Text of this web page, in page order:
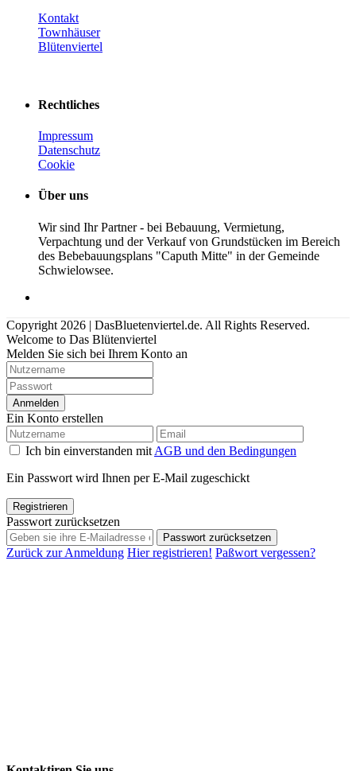
Kontakt
Townhäuser
Blütenviertel
Rechtliches
Impressum
Datenschutz
Cookie
Über uns
Wir sind Ihr Partner - bei Bebauung, Vermietung,
Verpachtung und der Verkauf von Grundstücken im Bereich
des Bebebauungsplans "Caputh Mitte" in der Gemeinde
Schwielowsee.
Copyright 2026 | DasBluetenviertel.de. All Rights Reserved.
Welcome to Das Blütenviertel
Melden Sie sich bei Ihrem Konto an
Anmelden
Ein Konto erstellen
Ich bin einverstanden mit AGB und den Bedingungen
Ein Passwort wird Ihnen per E-Mail zugeschickt
Registrieren
Passwort zurücksetzen
Passwort zurücksetzen
Zurück zur Anmeldung Hier registrieren! Paßwort vergessen?